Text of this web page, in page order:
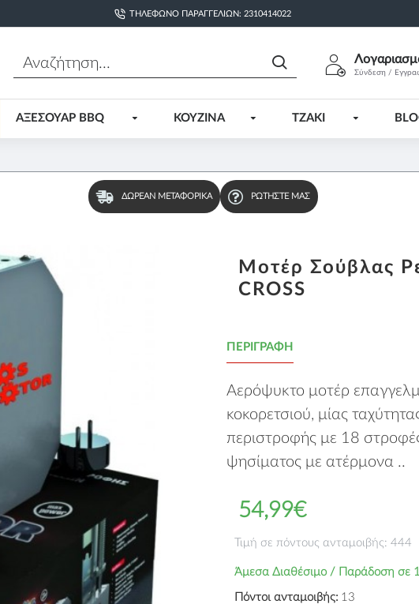
ΤΗΛΈΦΩΝΟ ΠΑΡΑΓΓΕΛΙΏΝ: 2310414022
Σύνδεση /
ΑΞΕΣΟΥΑΡ BBQ ΚΟΥΖΙΝΑ ΤΖΑΚΙ
ΔΩΡΕΆΝ ΜΕΤΑΦΟΡΙΚΆ ΡΩΤΉΣΤΕ ΜΑΣ
Μοτέρ Σούβλας
CROSS
ΠΕΡΙΓΡΑΦΉ
Αερόψυκτο μοτέρ
κοκορετσιού, μίας
περιστροφής με 18
ψησίματος με ατέρμονα ..
Άμεσα Διαθέσιμο / Παράδοση σε
Πόντοι ανταμοιβής: 13
54,99€
Τιμή σε πόντους ανταμοιβής: 444